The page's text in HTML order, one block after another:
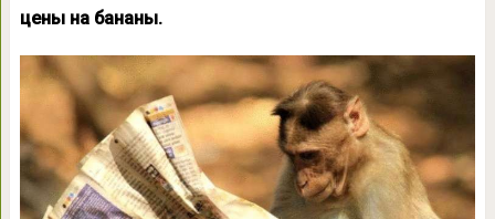
цены на бананы.